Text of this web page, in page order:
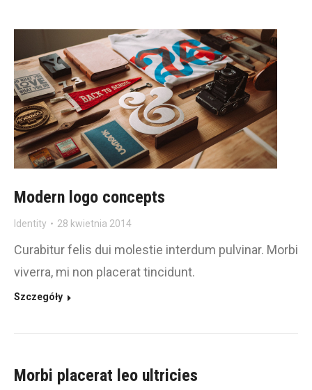
Modern logo concepts
Identity 28 kwietnia 2014
Curabitur felis dui molestie interdum pulvinar. Morbi
viverra, mi non placerat tincidunt.
Szczegóły
Morbi placerat leo ultricies